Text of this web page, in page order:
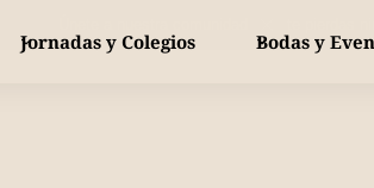
Jornadas y Colegios Bodas y